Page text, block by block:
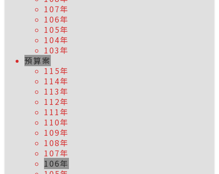
107年
106年
105年
104年
103年
預算案
115年
114年
113年
112年
111年
110年
109年
108年
107年
106年